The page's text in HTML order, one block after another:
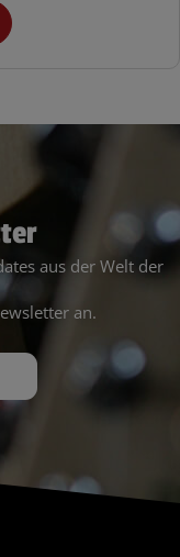
aus der Welt der
an.